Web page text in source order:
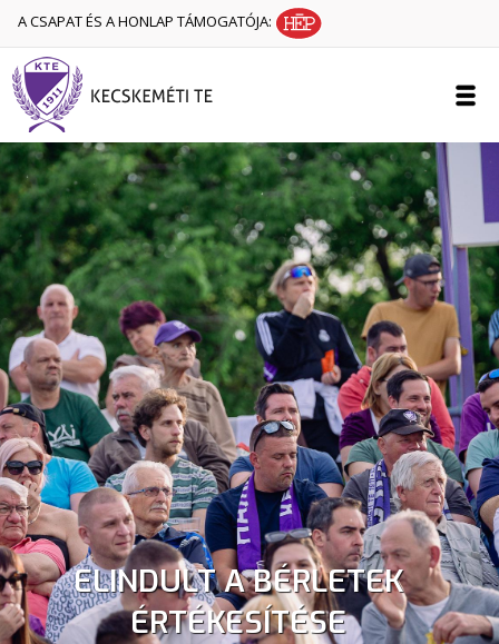
A CSAPAT ÉS A HONLAP TÁMOGATÓJA:
ELINDULT A BÉRLETEK
ÉRTÉKESÍTÉSE